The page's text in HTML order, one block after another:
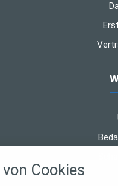
Cookies
alle verwendeten Cookies und